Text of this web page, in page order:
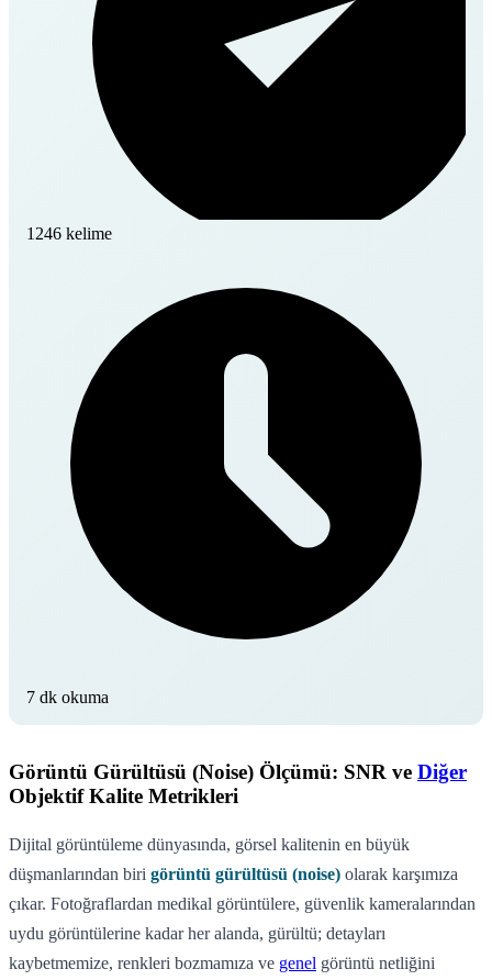
1246 kelime
7 dk okuma
Görüntü Gürültüsü (Noise) Ölçümü: SNR ve Diğer
Objektif Kalite Metrikleri
Dijital görüntüleme dünyasında, görsel kalitenin en büyük
düşmanlarından biri görüntü gürültüsü (noise) olarak karşımıza
çıkar. Fotoğraflardan medikal görüntülere, güvenlik kameralarından
uydu görüntülerine kadar her alanda, gürültü; detayları
kaybetmemize, renkleri bozmamıza ve genel görüntü netliğini